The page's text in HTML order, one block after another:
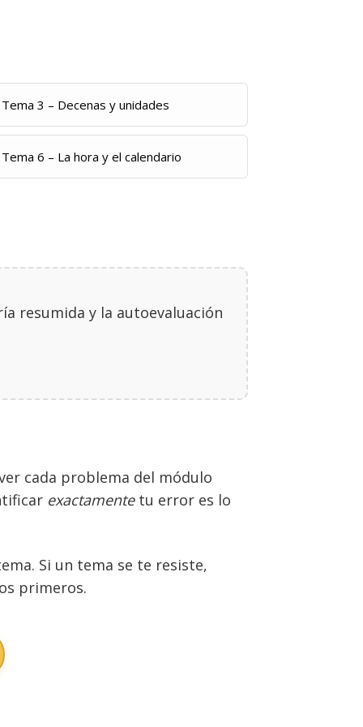
3 – Decenas y unidades
6 – La hora y el calendario
resumida y la autoevaluación
cada problema del módulo
exactamentetu error es lo
Si un tema se te resiste,
primeros.